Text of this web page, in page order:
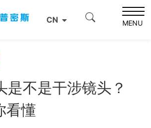
CN MENU
涉镜头？一文带你看懂
是不是干涉镜头？
看懂